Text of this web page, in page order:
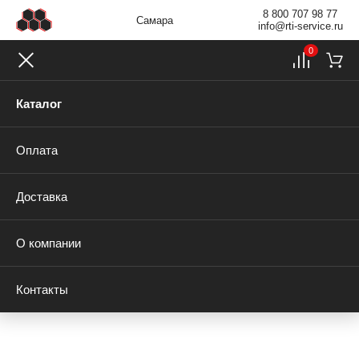
Самара
8 800 707 98 77
info@rti-service.ru
Каталог
Оплата
Доставка
О компании
Контакты
0